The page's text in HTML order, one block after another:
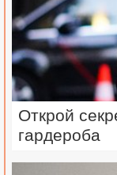
Открой
гардероба